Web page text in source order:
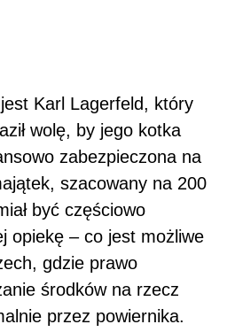
Karl Lagerfeld, który
wolę, by jego kotka
zabezpieczona na
szacowany na 200
być częściowo
opiekę – co jest możliwe
gdzie prawo
środków na rzecz
przez powiernika.